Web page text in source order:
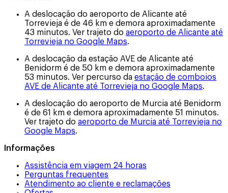
A deslocação do aeroporto de Alicante até
Torrevieja é de 46 km e demora aproximadamente
43 minutos. Ver trajeto do aeroporto de Alicante até
Torrevieja no Google Maps.
A deslocação da estação AVE de Alicante até
Benidorm é de 50 km e demora aproximadamente
53 minutos. Ver percurso da estação de comboios
AVE de Alicante até Torrevieja no Google Maps.
A deslocação do aeroporto de Murcia até Benidorm
é de 61 km e demora aproximadamente 51 minutos.
Ver trajeto do aeroporto de Murcia até Torrevieja no
Google Maps.
Informações
Assistência em viagem 24 horas
Perguntas frequentes
Atendimento ao cliente e reclamações